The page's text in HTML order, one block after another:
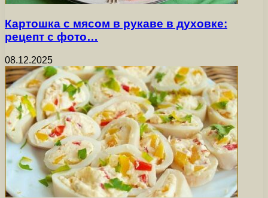
Картошка с мясом в рукаве в духовке:
рецепт с фото…
08.12.2025